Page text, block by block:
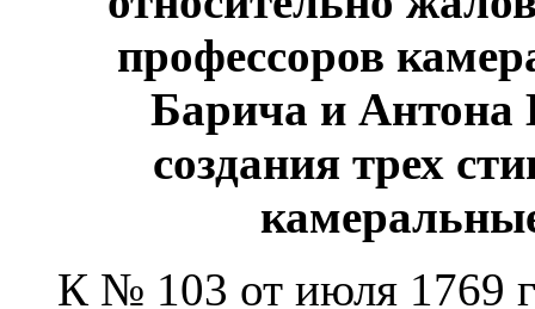
профессоров
Барича и Антона
создания трех
К № 103 от июля 1769